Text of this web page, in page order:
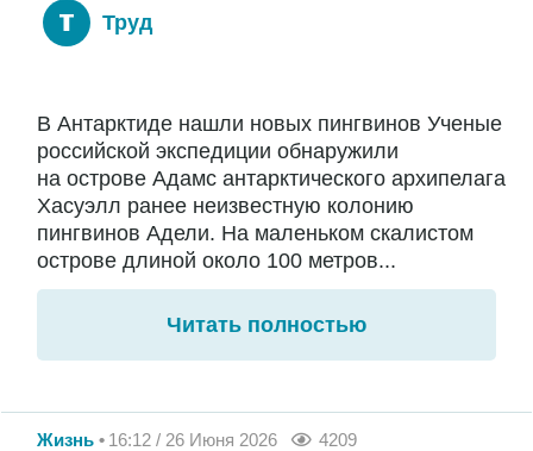
Труд
В Антарктиде нашли новых пингвинов Ученые
российской экспедиции обнаружили
на острове Адамс антарктического архипелага
Хасуэлл ранее неизвестную колонию
пингвинов Адели. На маленьком скалистом
острове длиной около 100 метров...
Читать полностью
Жизнь 16:12 / 26 Июня 2026 4209